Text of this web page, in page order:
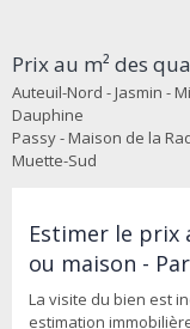
Prix au m² des
Auteuil-Nord - Jasmin -
Dauphine
Passy - Maison de la
Muette-Sud
Estimer le prix
ou maison -
La visite du bien est
estimation